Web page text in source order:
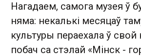
Нагадаем, самога музея ў
няма: некалькі месяцаў
культуры пераехала ў
побач са стэлай «Мінск -